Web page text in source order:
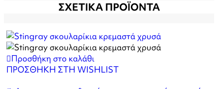
ΣΧΕΤΙΚΑ ΠΡΟΪΟΝΤΑ
Προσθήκη στο καλάθι
ΠΡΟΣΘΗΚΗ ΣΤΗ WISHLIST